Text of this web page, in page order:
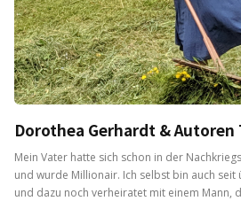
Dorothea Gerhardt & Autoren
Mein Vater hatte sich schon in der
und wurde Millionair. Ich selbst bin auch seit
und dazu noch verheiratet mit einem Mann,